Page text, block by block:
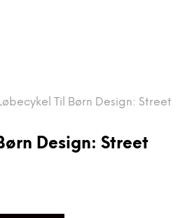
Løbecykel Til Børn Design: Street
Design: Street